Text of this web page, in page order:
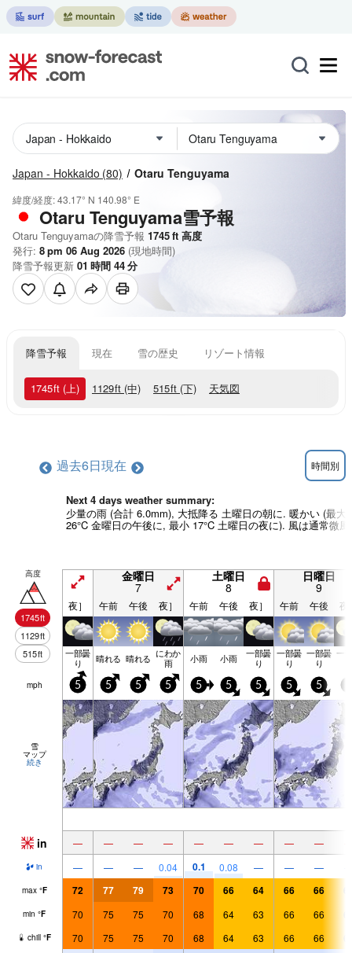
Japan - Hokkaido (80) Otaru Tenguyama
緯度/経度:43.17° N 140.98° E
Otaru Tenguyama雪予報
Otaru Tenguyamaの降雪予報 1745ft 高度
発行: 8 pm 06 Aug 2026 (現地時間)
降雪予報更新 01 時間 44分
降雪予報 現在 雪の歴史 リゾート情報
1745ft (上) 1129ft (中) 515ft (下) 天気図
過去6日現在 時間別
Next 4 days weather summary:
少量の雨 (合計 6.0mm), 大抵降る 土曜日の朝に. 暖かい (最大
26°C 金曜日の午後に, 最小 17°C 土曜日の夜に). 風は通常微風.
高度
1745ft
1129ft
515ft
金曜日
7
土曜日
8
日曜日
9
夜］ 午前 午後 夜］ 午前 午後 夜］ 午前 午後 夜
一部曇
り 晴れる 晴れる にわか
雨 小雨 小雨 一部曇
り
一部曇
り
一部曇
り
一
mph 5 5 5 5 5 5 5 5 5
雪
マップ
続き
in — — — — — — — — —
in — — — 0.04 0.1 0.08 — — —
max °F 72 77 79 73 70 66 64 66 66
min °F 70 75 75 70 68 64 63 66 66
chill °F 70 75 75 70 68 64 63 66 66